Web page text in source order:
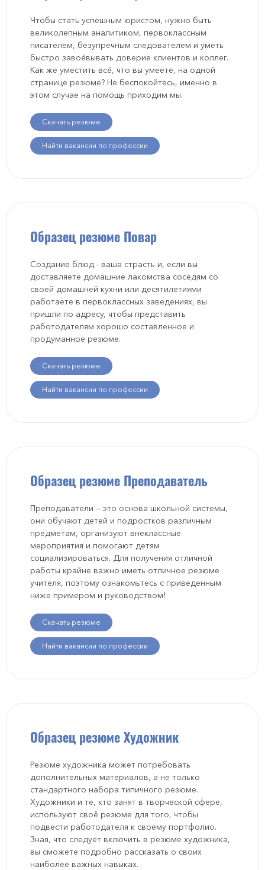
Чтобы стать успешным юристом, нужно быть
великолепным аналитиком, первоклассным
писателем, безупречным следователем и уметь
быстро завоёвывать доверие клиентов и коллег.
Как же уместить всё, что вы умеете, на одной
странице резюме? Не беспокойтесь, именно в
этом случае на помощь приходим мы.
Скачать резюме
Найти вакансии по профессии
Образец резюме Повар
Создание блюд - ваша страсть и, если вы
доставляете домашние лакомства соседям со
своей домашней кухни или десятилетиями
работаете в первоклассных заведениях, вы
пришли по адресу, чтобы представить
работодателям хорошо составленное и
продуманное резюме.
Скачать резюме
Найти вакансии по профессии
Образец резюме Преподаватель
Преподаватели — это основа школьной системы,
они обучают детей и подростков различным
предметам, организуют внеклассные
мероприятия и помогают детям
социализироваться. Для получения отличной
работы крайне важно иметь отличное резюме
учителя, поэтому ознакомьтесь с приведенным
ниже примером и руководством!
Скачать резюме
Найти вакансии по профессии
Образец резюме Художник
Резюме художника может потребовать
дополнительных материалов, а не только
стандартного набора типичного резюме.
Художники и те, кто занят в творческой сфере,
используют своё резюме для того, чтобы
подвести работодателя к своему портфолио.
Зная, что следует включить в резюме художника,
вы сможете подробно рассказать о своих
наиболее важных навыках.